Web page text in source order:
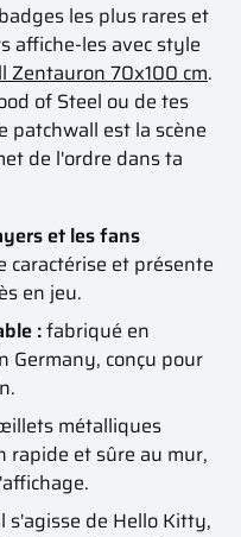
les plus rares et
affiche-les avec style
Zentauron 70x100 cm.
of Steel ou de tes
patchwall est la scène
de l'ordre dans ta
et les fans
et présente
en jeu.
:fabriqué en
Germany, conçu pour
métalliques
et sûre au mur,
de Hello Kitty,